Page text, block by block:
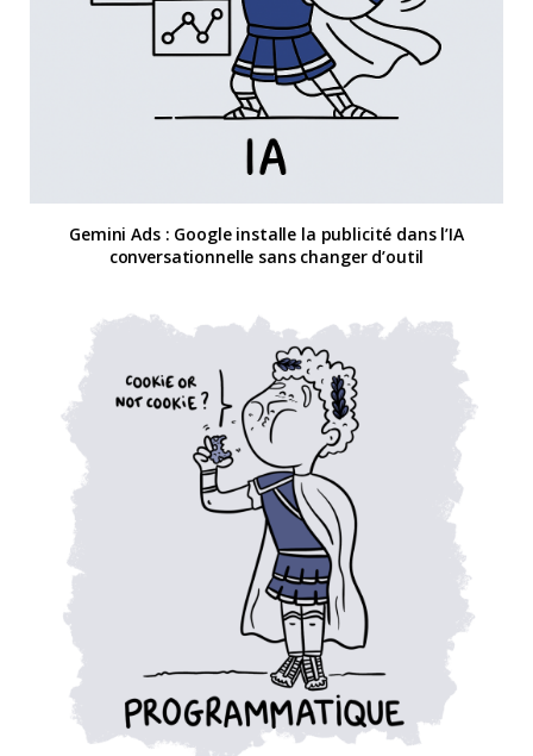
Gemini Ads : Google installe la publicité dans l’IA
conversationnelle sans changer d’outil